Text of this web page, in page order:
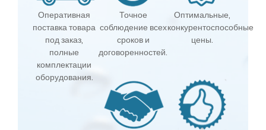
Оперативная
поставка товара
под заказ,
полные
комплектации
оборудования.
Точное
соблюдение всех
сроков и
договоренностей.
Оптимальные,
конкурентоспособные
цены.